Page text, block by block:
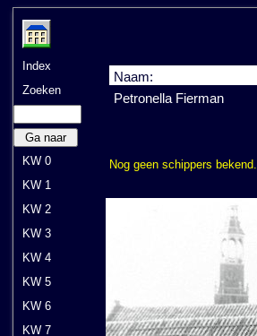
Index
Zoeken
Ga naar
KW 0
KW 1
KW 2
KW 3
KW 4
KW 5
KW 6
KW 7
Naam:
Petronella Fierman
Nog geen schippers bekend.